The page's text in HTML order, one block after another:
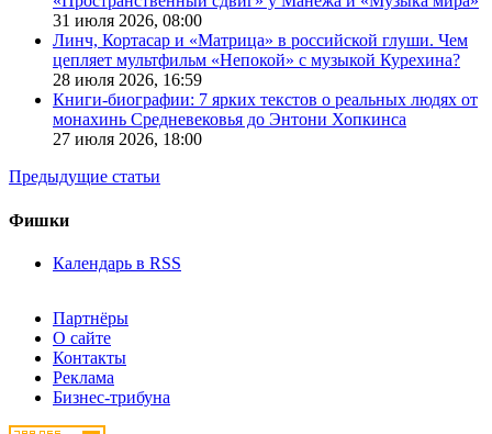
31 июля 2026, 08:00
Линч, Кортасар и «Матрица» в российской глуши. Чем
цепляет мультфильм «Непокой» с музыкой Курехина?
28 июля 2026, 16:59
Книги-биографии: 7 ярких текстов о реальных людях от
монахинь Средневековья до Энтони Хопкинса
27 июля 2026, 18:00
Предыдущие статьи
Фишки
Календарь в RSS
Партнёры
О сайте
Контакты
Реклама
Бизнес-трибуна